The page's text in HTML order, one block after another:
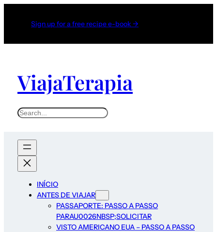
Sign up for a free recipe e-book →
ViajaTerapia
Search
INÍCIO
ANTES DE VIAJAR
PASSAPORTE: PASSO A PASSO
PARAU0026NBSP;SOLICITAR
VISTO AMERICANO EUA – PASSO A PASSO